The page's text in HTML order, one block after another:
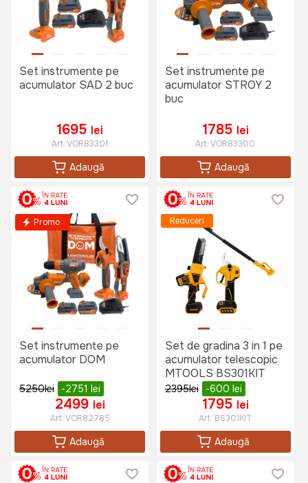
Set instrumente pe
acumulator SAD 2 buc
1695 lei
Art:VOR83301
Adaugă
Set instrumente pe
acumulator STROY 2
buc
1785 lei
Art:VOR83300
Adaugă
Promo
Set instrumente pe
acumulator DOM
5250lei -2751 lei
2499 lei
Art:VOR82785
Adaugă
Reduceri
Set de gradina 3 in 1 pe
acumulator telescopic
MTOOLS BS301KIT
2395lei -600 lei
1795 lei
Art: BS301KIT
Adaugă